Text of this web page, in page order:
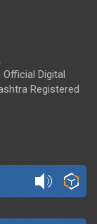
Digital
Registered